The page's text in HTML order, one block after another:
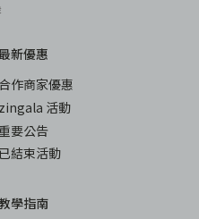
新優惠
作商家優惠
zingala 活動
要公告
已結束活動
學指南